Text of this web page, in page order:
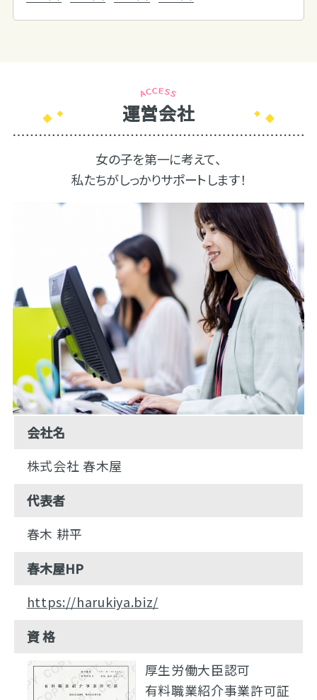
運営会社
女の子を第一に考えて、
私たちがしっかりサポートします！
会社名
株式会社 春木屋
代表者
春木 耕平
春木屋HP
https://harukiya.biz/
資 格
厚生労働大臣認可
有料職業紹介事業許可証